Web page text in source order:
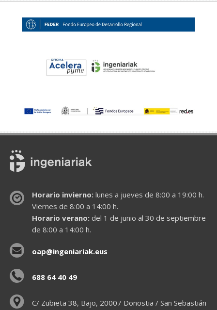
Horario invierno:lunes a jueves de 8:00 a 19:00 h.
Viernes de 8:00 a 14:00 h.
Horario verano:del 1 de junio al 30 de septiembre
de 8:00 a 14:00 h.
oap@ingeniariak.eus
688 64 40 49
C/ Zubieta 38, Bajo, 20007 Donostia / San Sebastián